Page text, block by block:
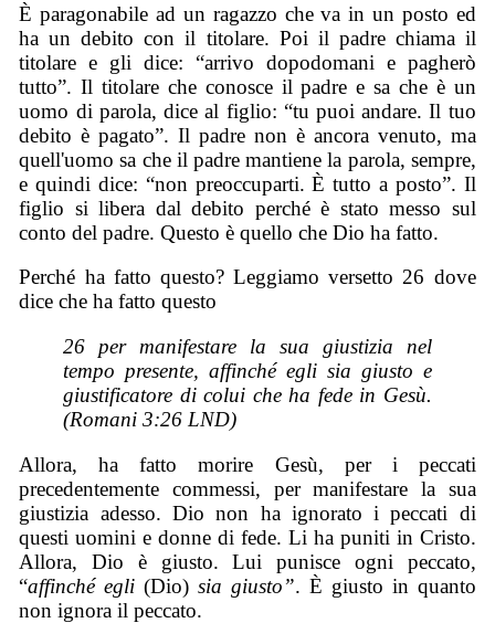
È paragonabile ad un ragazzo che va in un posto ed
ha un debito con il titolare. Poi il padre chiama il
titolare e gli dice: “arrivo dopodomani e pagherò
tutto”. Il titolare che conosce il padre e sa che è un
uomo di parola, dice al figlio: “tu puoi andare. Il tuo
debito è pagato”. Il padre non è ancora venuto, ma
quell'uomo sa che il padre mantiene la parola, sempre,
e quindi dice: “non preoccuparti. È tutto a posto”. Il
figlio si libera dal debito perché è stato messo sul
conto del padre. Questo è quello che Dio ha fatto.
Perché ha fatto questo? Leggiamo versetto 26 dove
dice che ha fatto questo
26 per manifestare la sua giustizia nel
tempo presente, affinché egli sia giusto e
giustificatore di colui che ha fede in Gesù.
(Romani 3:26 LND)
Allora, ha fatto morire Gesù, per i peccati
precedentemente commessi, per manifestare la sua
giustizia adesso. Dio non ha ignorato i peccati di
questi uomini e donne di fede. Li ha puniti in Cristo.
Allora, Dio è giusto. Lui punisce ogni peccato,
“affinché egli(Dio)sia giusto”. È giusto in quanto
non ignora il peccato.